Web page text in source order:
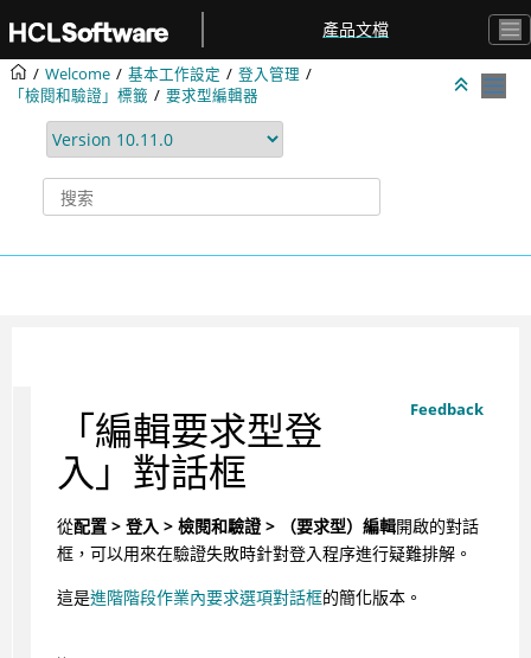
產品文檔
Welcome 基本工作設定
登入管理
「檢閱和驗證」標籤
要求型編輯器
Feedback
「編輯要求型登
入」對話框
從配置 > 登入 > 檢閱和驗證 > （要求型）編輯開啟的對話
框，可以用來在驗證失敗時針對登入程序進行疑難排解。
這是進階階段作業內要求選項對話框的簡化版本。